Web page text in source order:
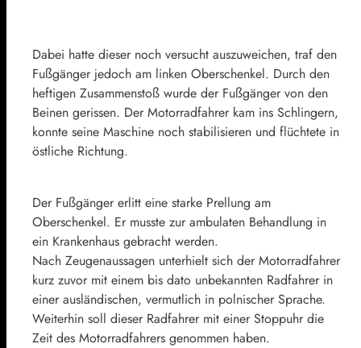
Dabei hatte dieser noch versucht auszuweichen, traf den
Fußgänger jedoch am linken Oberschenkel. Durch den
heftigen Zusammenstoß wurde der Fußgänger von den
Beinen gerissen. Der Motorradfahrer kam ins Schlingern,
konnte seine Maschine noch stabilisieren und flüchtete in
östliche Richtung.
Der Fußgänger erlitt eine starke Prellung am
Oberschenkel. Er musste zur ambulaten Behandlung in
ein Krankenhaus gebracht werden.
Nach Zeugenaussagen unterhielt sich der Motorradfahrer
kurz zuvor mit einem bis dato unbekannten Radfahrer in
einer ausländischen, vermutlich in polnischer Sprache.
Weiterhin soll dieser Radfahrer mit einer Stoppuhr die
Zeit des Motorradfahrers genommen haben.